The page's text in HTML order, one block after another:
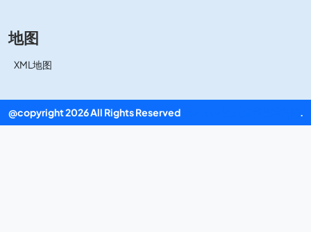
地图
XML地图
@copyright 2026 All Rights Reserved .